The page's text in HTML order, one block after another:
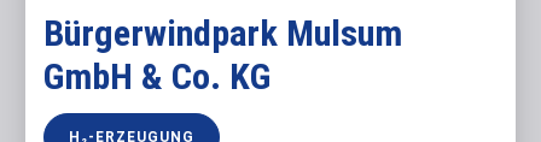
Bürgerwindpark Mulsum
GmbH & Co. KG
H₂-ERZEUGUNG